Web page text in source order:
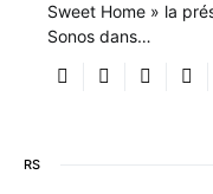
Sweet Home » la
Sonos dans…
RS